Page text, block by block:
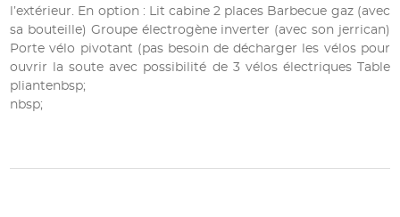
l’extérieur. En option : Lit cabine 2 places Barbecue gaz (avec
sa bouteille) Groupe électrogène inverter (avec son jerrican)
Porte vélo pivotant (pas besoin de décharger les vélos pour
ouvrir la soute avec possibilité de 3 vélos électriques Table
pliantenbsp;
nbsp;